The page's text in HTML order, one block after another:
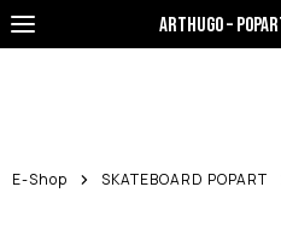
ArtHugo –
E-Shop SKATEBOARD POPART